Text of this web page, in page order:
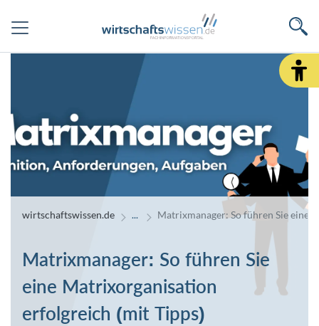
wirtschaftswissen.de Matrixmanager: So führen Sie eine
Matrixmanager: So führen Sie
eine Matrixorganisation
erfolgreich (mit Tipps)